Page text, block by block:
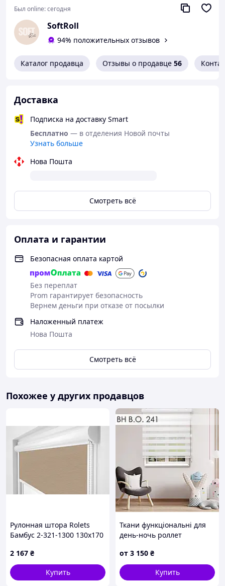
*Возможно изготовление роллет по вашим
индивидуальным размерам.
*Звоните или пишите, чтобы получить скидку по
вашему заказу! +38 095 516 55 40
Был online:сегодня
SoftRoll
94% положительных отзывов
Каталог продавца Отзывы о продавце 56
Доставка
Подписка на доставку Smart
Бесплатно — в отделения Новой почты
Узнать больше
Нова Пошта
Смотреть всё
Оплата и гарантии
Безопасная оплата картой
Без переплат
Prom гарантирует безопасность
Вернем деньги при отказе от посылки
Наложенный платеж
Нова Пошта
Смотреть всё
Похожее у других продавцов
Рулонная штора Rolets
Бамбус 2-321-1300 130x170
Капучиновая
2 167 ₴
Купить
Ткани функціональні для
день-ночь роллет
от 3 150 ₴
Купить